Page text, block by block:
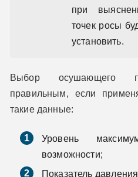
при
точек росы
установить.
Выбор осушающего
правильным, если
такие данные:
Уровень
возможности;
Показатель